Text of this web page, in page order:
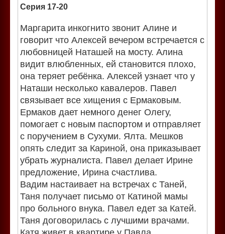
Серия 17-20
Маргарита инкогнито звонит Алине и
говорит что Алексей вечером встречается с
любовницей Наташей на мосту. Алина
видит влюбленных, ей становится плохо,
она теряет ребёнка. Алексей узнает что у
Наташи несколько кавалеров. Павел
связывает все хищения с Ермаковым.
Ермаков дает немного денег Олегу,
помогает с новым паспортом и отправляет
с поручением в Сухуми. Ялта. Мешков
опять следит за Кариной, она приказывает
убрать журналиста. Павел делает Ирине
предложение, Ирина счастлива.
Вадим настаивает на встречах с Таней,
Таня получает письмо от Катиной мамы
про больного внука. Павел едет за Катей.
Таня договорилась с лучшими врачами.